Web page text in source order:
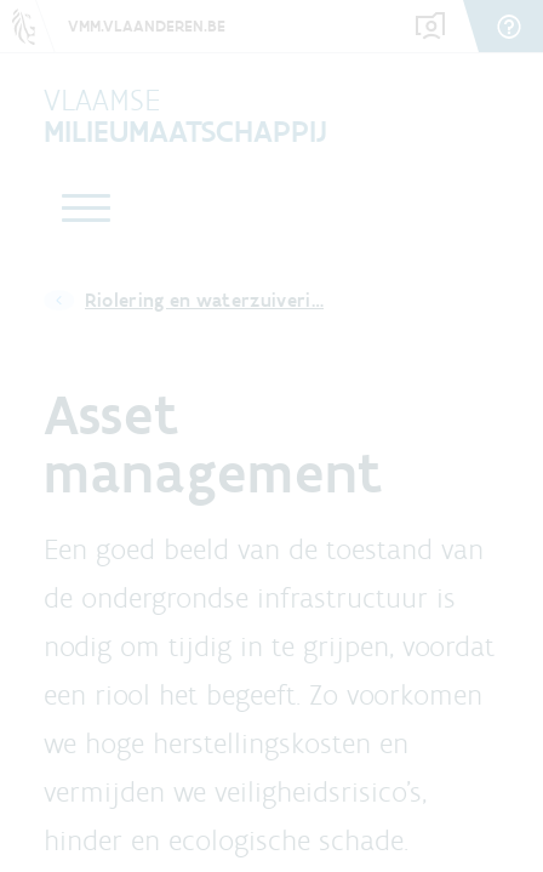
VMM.VLAANDEREN.BE
VLAAMSE
MILIEUMAATSCHAPPIJ
Riolering en waterzuiveri…
Asset
management
Een goed beeld van de toestand van
de ondergrondse infrastructuur is
nodig om tijdig in te grijpen, voordat
een riool het begeeft. Zo voorkomen
we hoge herstellingskosten en
vermijden we veiligheidsrisico's,
hinder en ecologische schade.